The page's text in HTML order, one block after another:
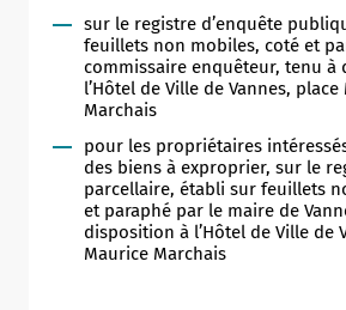
sur le registre d’enquête
feuillets non mobiles, coté et
commissaire enquêteur, tenu à
l’Hôtel de Ville de Vannes,
Marchais
pour les propriétaires
des biens à exproprier, sur le
parcellaire, établi sur feuillets
et paraphé par le maire de
disposition à l’Hôtel de Ville de
Maurice Marchais